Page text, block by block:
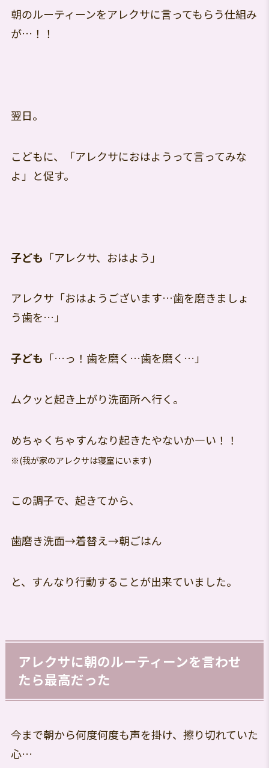
朝のルーティーンをアレクサに言ってもらう仕組み
が…！！
翌日。
こどもに、「アレクサにおはようって言ってみな
よ」と促す。
子ども 「アレクサ、おはよう」
アレクサ「おはようございます…歯を磨きましょ
う歯を…」
子ども 「…っ！歯を磨く…歯を磨く…」
ムクッと起き上がり洗面所へ行く。
めちゃくちゃすんなり起きたやないか―い！！
※(我が家のアレクサは寝室にいます)
この調子で、起きてから、
歯磨き洗面→着替え→朝ごはん
と、すんなり行動することが出来ていました。
アレクサに朝のルーティーンを言わせ
たら最高だった
今まで朝から何度何度も声を掛け、擦り切れていた
心…